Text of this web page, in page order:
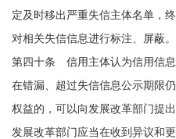
定及时移出严重失信主体名单，
对相关失信信息进行标注、屏蔽。
第四十条 信用主体认为信用信
在错漏、超过失信信息公示期限
权益的，可以向发展改革部门提出
发展改革部门应当在收到异议和